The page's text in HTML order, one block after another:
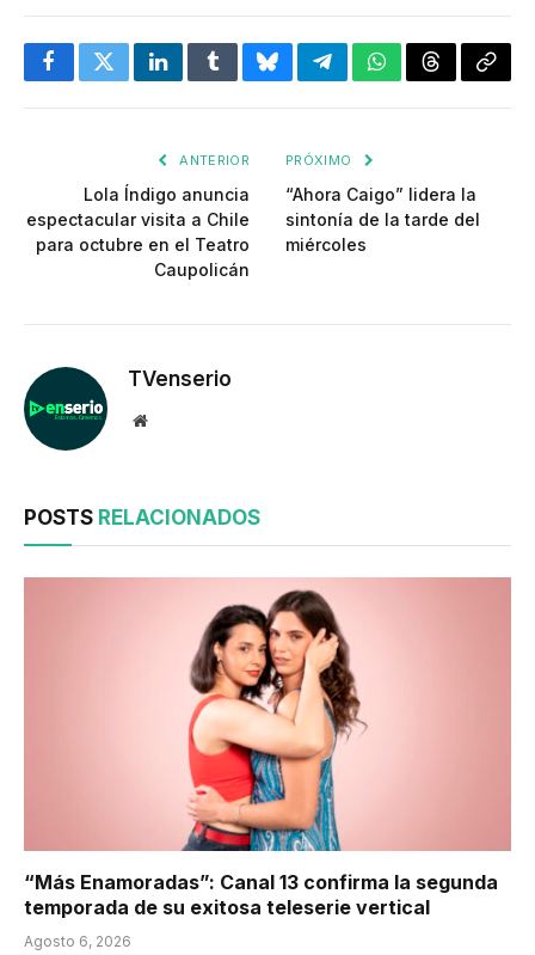
FacebookTwitterLinkedInTumblrBlueskyTelegramWhatsApp
Threads
ANTERIOR
Lola Índigo anuncia
espectacular visita a Chile
para octubre en el Teatro
Caupolicán
PRÓXIMO
“Ahora Caigo” lidera la
sintonía de la tarde del
miércoles
TVenserio
Website
POSTS RELACIONADOS
“Más Enamoradas”: Canal 13 confirma la segunda
temporada de su exitosa teleserie vertical
Agosto 6, 2026